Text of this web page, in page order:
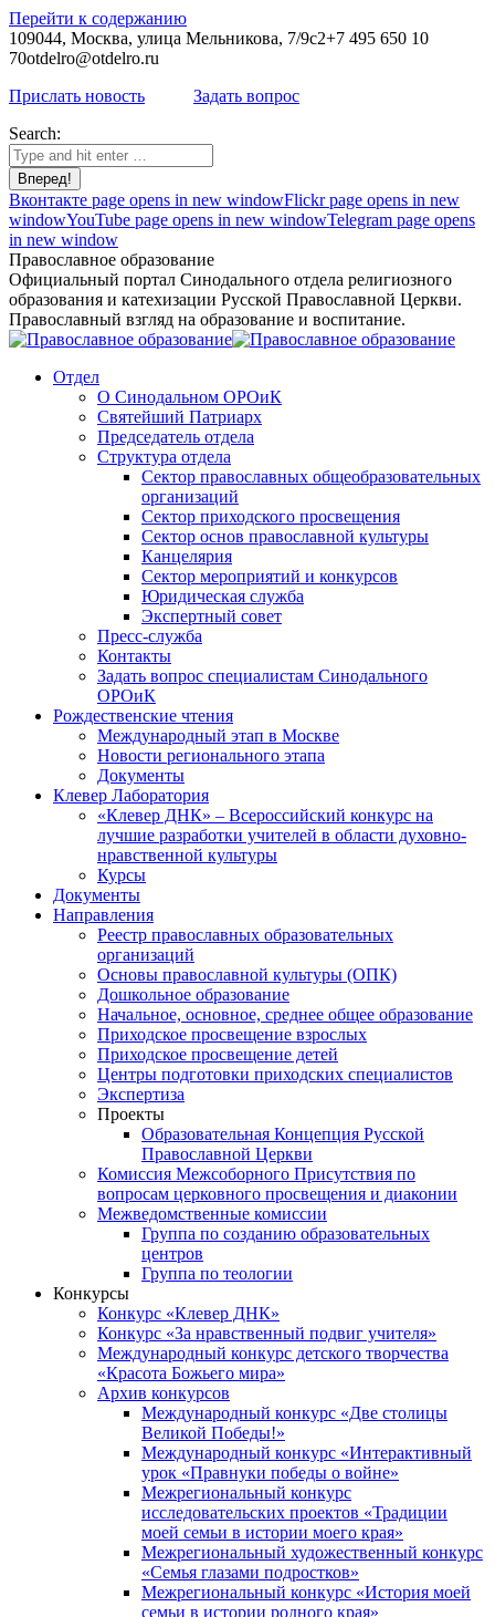
Перейти к содержанию
109044, Москва, улица Мельникова, 7/9с2+7 495 650 10
70otdelro@otdelro.ru
Прислать новость
Задать вопрос
Search:
Вконтакте page opens in new windowFlickr page opens in new
windowYouTube page opens in new windowTelegram page opens
in new window
Православное образование
Официальный портал Синодального отдела религиозного
образования и катехизации Русской Православной Церкви.
Православный взгляд на образование и воспитание.
Отдел
О Синодальном ОРОиК
Святейший Патриарх
Председатель отдела
Структура отдела
Сектор православных общеобразовательных
организаций
Сектор приходского просвещения
Сектор основ православной культуры
Канцелярия
Сектор мероприятий и конкурсов
Юридическая служба
Экспертный совет
Пресс-служба
Контакты
Задать вопрос специалистам Синодального
ОРОиК
Рождественские чтения
Международный этап в Москве
Новости регионального этапа
Документы
Клевер Лаборатория
«Клевер ДНК» – Всероссийский конкурс на
лучшие разработки учителей в области духовно-
нравственной культуры
Курсы
Документы
Направления
Реестр православных образовательных
организаций
Основы православной культуры (ОПК)
Дошкольное образование
Начальное, основное, среднее общее образование
Приходское просвещение взрослых
Приходское просвещение детей
Центры подготовки приходских специалистов
Экспертиза
Проекты
Образовательная Концепция Русской
Православной Церкви
Комиссия Межсоборного Присутствия по
вопросам церковного просвещения и диаконии
Межведомственные комиссии
Группа по созданию образовательных
центров
Группа по теологии
Конкурсы
Конкурс «Клевер ДНК»
Конкурс «За нравственный подвиг учителя»
Международный конкурс детского творчества
«Красота Божьего мира»
Архив конкурсов
Международный конкурс «Две столицы
Великой Победы!»
Международный конкурс «Интерактивный
урок «Правнуки победы о войне»
Межрегиональный конкурс
исследовательских проектов «Традиции
моей семьи в истории моего края»
Межрегиональный художественный конкурс
«Семья глазами подростков»
Межрегиональный конкурс «История моей
семьи в истории родного края»